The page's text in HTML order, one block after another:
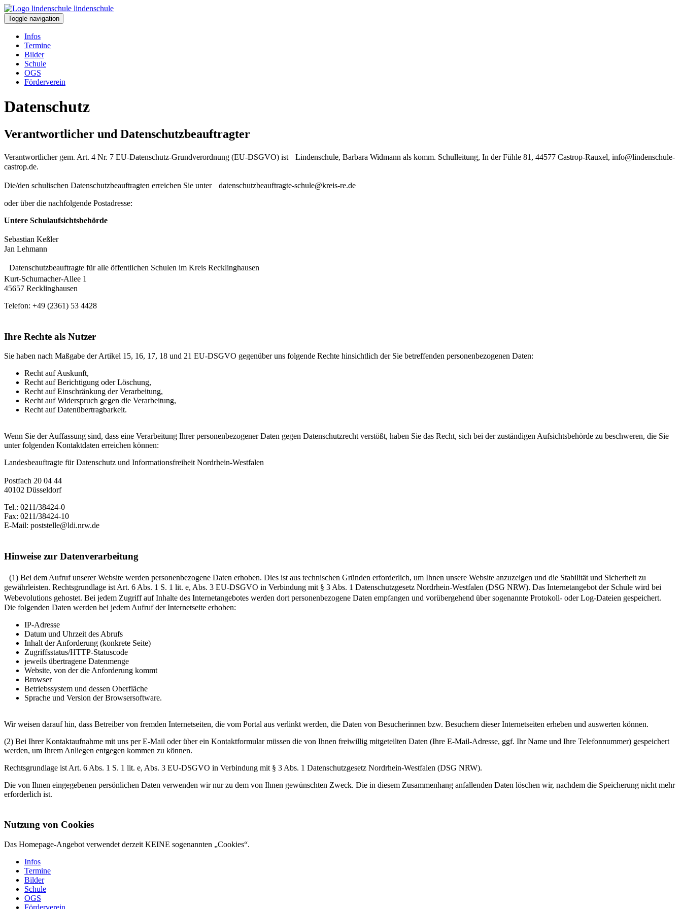
lindenschule
Toggle navigation
Infos
Termine
Bilder
Schule
OGS
Förderverein
Datenschutz
Verantwortlicher und Datenschutzbeauftragter
Verantwortlicher gem. Art. 4 Nr. 7 EU-Datenschutz-Grundverordnung (EU-DSGVO) ist Lindenschule, Barbara Widmann als komm. Schulleitung, In der Fühle 81, 44577 Castrop-Rauxel, info@lindenschule-
castrop.de.
Die/den schulischen Datenschutzbeauftragten erreichen Sie unter datenschutzbeauftragte-schule@kreis-re.de
oder über die nachfolgende Postadresse:
Untere Schulaufsichtsbehörde
Sebastian Keßler
Jan Lehmann
Datenschutzbeauftragte für alle öffentlichen Schulen im Kreis Recklinghausen
Kurt-Schumacher-Allee 1
45657 Recklinghausen
Telefon: +49 (2361) 53 4428
Ihre Rechte als Nutzer
Sie haben nach Maßgabe der Artikel 15, 16, 17, 18 und 21 EU-DSGVO gegenüber uns folgende Rechte hinsichtlich der Sie betreffenden personenbezogenen Daten:
Recht auf Auskunft,
Recht auf Berichtigung oder Löschung,
Recht auf Einschränkung der Verarbeitung,
Recht auf Widerspruch gegen die Verarbeitung,
Recht auf Datenübertragbarkeit.
Wenn Sie der Auffassung sind, dass eine Verarbeitung Ihrer personenbezogener Daten gegen Datenschutzrecht verstößt, haben Sie das Recht, sich bei der zuständigen Aufsichtsbehörde zu beschweren, die Sie
unter folgenden Kontaktdaten erreichen können:
Landesbeauftragte für Datenschutz und Informationsfreiheit Nordrhein-Westfalen
Postfach 20 04 44
40102 Düsseldorf
Tel.: 0211/38424-0
Fax: 0211/38424-10
E-Mail: poststelle@ldi.nrw.de
Hinweise zur Datenverarbeitung
(1) Bei dem Aufruf unserer Website werden personenbezogene Daten erhoben. Dies ist aus technischen Gründen erforderlich, um Ihnen unsere Website anzuzeigen und die Stabilität und Sicherheit zu
gewährleisten. Rechtsgrundlage ist Art. 6 Abs. 1 S. 1 lit. e, Abs. 3 EU-DSGVO in Verbindung mit § 3 Abs. 1 Datenschutzgesetz Nordrhein-Westfalen (DSG NRW). Das Internetangebot der Schule wird bei
Webevolutions gehostet. Bei jedem Zugriff auf Inhalte des Internetangebotes werden dort personenbezogene Daten empfangen und vorübergehend über sogenannte Protokoll- oder Log-Dateien gespeichert.
Die folgenden Daten werden bei jedem Aufruf der Internetseite erhoben:
IP-Adresse
Datum und Uhrzeit des Abrufs
Inhalt der Anforderung (konkrete Seite)
Zugriffsstatus/HTTP-Statuscode
jeweils übertragene Datenmenge
Website, von der die Anforderung kommt
Browser
Betriebssystem und dessen Oberfläche
Sprache und Version der Browsersoftware.
Wir weisen darauf hin, dass Betreiber von fremden Internetseiten, die vom Portal aus verlinkt werden, die Daten von Besucherinnen bzw. Besuchern dieser Internetseiten erheben und auswerten können.
(2) Bei Ihrer Kontaktaufnahme mit uns per E-Mail oder über ein Kontaktformular müssen die von Ihnen freiwillig mitgeteilten Daten (Ihre E-Mail-Adresse, ggf. Ihr Name und Ihre Telefonnummer) gespeichert
werden, um Ihrem Anliegen entgegen kommen zu können.
Rechtsgrundlage ist Art. 6 Abs. 1 S. 1 lit. e, Abs. 3 EU-DSGVO in Verbindung mit § 3 Abs. 1 Datenschutzgesetz Nordrhein-Westfalen (DSG NRW).
Die von Ihnen eingegebenen persönlichen Daten verwenden wir nur zu dem von Ihnen gewünschten Zweck. Die in diesem Zusammenhang anfallenden Daten löschen wir, nachdem die Speicherung nicht mehr
erforderlich ist.
Nutzung von Cookies
Das Homepage-Angebot verwendet derzeit KEINE sogenannten „Cookies“.
Infos
Termine
Bilder
Schule
OGS
Förderverein